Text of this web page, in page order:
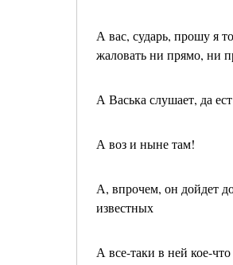
А вас, сударь, прошу я
жаловать ни прямо, ни
А Васька слушает, да ест
А воз и ныне там!
А, впрочем, он дойдет
известных
А все-таки в ней кое-